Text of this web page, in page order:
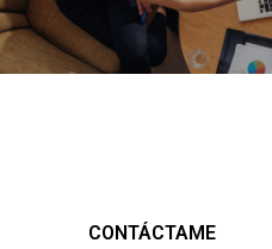
CONTÁCTAME